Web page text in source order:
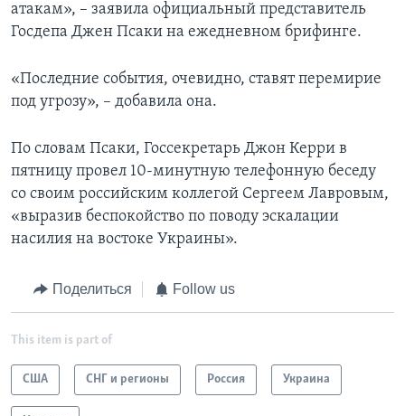
атакам», – заявила официальный представитель
Госдепа Джен Псаки на ежедневном брифинге.
«Последние события, очевидно, ставят перемирие
под угрозу», – добавила она.
По словам Псаки, Госсекретарь Джон Керри в
пятницу провел 10-минутную телефонную беседу
со своим российским коллегой Сергеем Лавровым,
«выразив беспокойство по поводу эскалации
насилия на востоке Украины».
Поделиться Follow us
This item is part of
США СНГ и регионы Россия Украина